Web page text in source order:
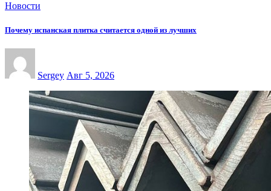
Новости
Почему испанская плитка считается одной из лучших
Sergey Авг 5, 2026